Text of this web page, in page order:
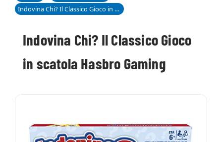
Indovina Chi? Il Classico Gioco in scatola Hasbro Gaming
Indovina Chi? Il Classico Gioco
in scatola Hasbro Gaming